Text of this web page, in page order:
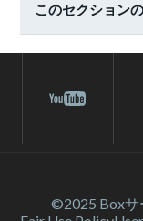
このセクション
©2025 Boxサ